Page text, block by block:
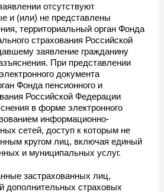
отсутствуют
и (или) не представлены
территориальный орган Фонда
страхования Российской
заявление гражданину
При представлении
документа
Фонда пенсионного и
Российской Федерации
в форме электронного
информационно-
сетей, доступ к которым не
кругом лиц, включая единый
и муниципальных услуг.
застрахованных лиц,
дополнительных страховых